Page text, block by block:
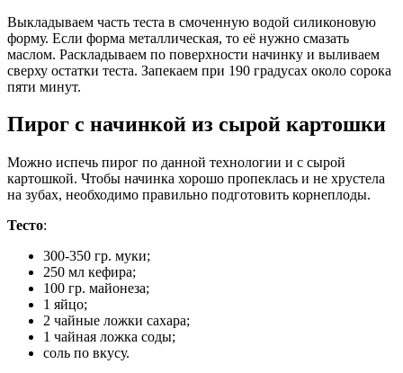
Выкладываем часть теста в смоченную водой силиконовую
форму. Если форма металлическая, то её нужно смазать
маслом. Раскладываем по поверхности начинку и выливаем
сверху остатки теста. Запекаем при 190 градусах около сорока
пяти минут.
Пирог с начинкой из сырой картошки
Можно испечь пирог по данной технологии и с сырой
картошкой. Чтобы начинка хорошо пропеклась и не хрустела
на зубах, необходимо правильно подготовить корнеплоды.
Тесто:
300-350 гр. муки;
250 мл кефира;
100 гр. майонеза;
1 яйцо;
2 чайные ложки сахара;
1 чайная ложка соды;
соль по вкусу.